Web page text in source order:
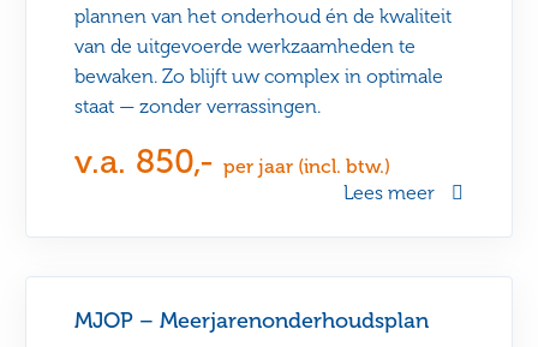
MJOP – Meerjarenonderhoudsplan
plannen van het onderhoud én de kwaliteit
van de uitgevoerde werkzaamheden te
bewaken. Zo blijft uw complex in optimale
staat — zonder verrassingen.
v.a. 850,-per jaar (incl. btw.)
Lees meer